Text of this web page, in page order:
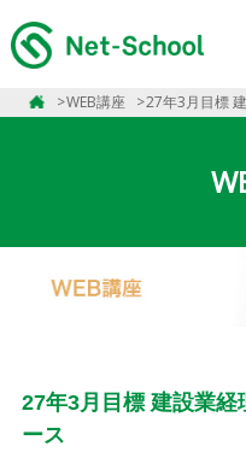
WEB講座 27年3月目標
27年3月目標 建設業経
ース